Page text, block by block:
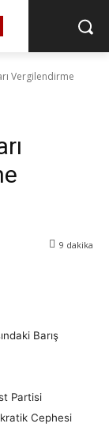
Vergilendirme
9 dakika
Barış
Partisi
Cephesi